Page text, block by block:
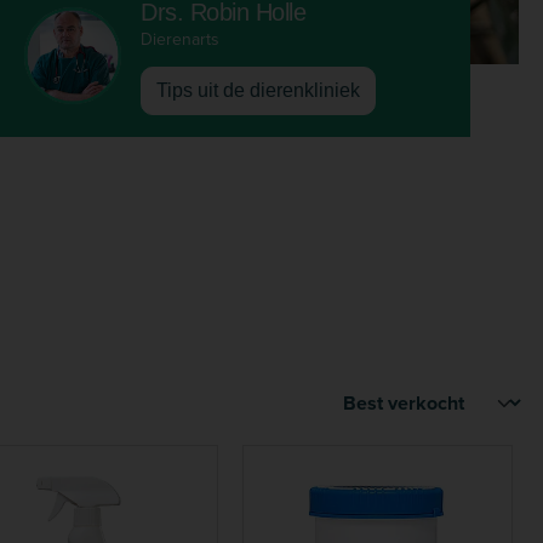
Drs. Robin Holle
Dierenarts
Tips uit de dierenkliniek